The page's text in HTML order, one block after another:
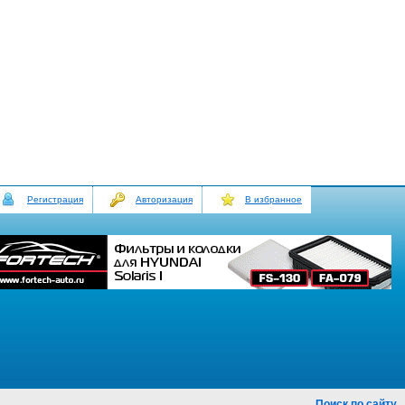
Регистрация Авторизация В избранное